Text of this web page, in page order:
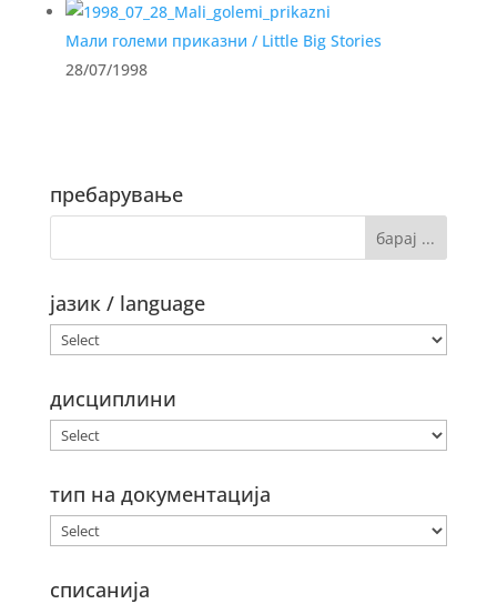
Мали големи приказни / Little Big Stories
28/07/1998
пребарување
јазик / language
дисциплини
тип на документација
списанија